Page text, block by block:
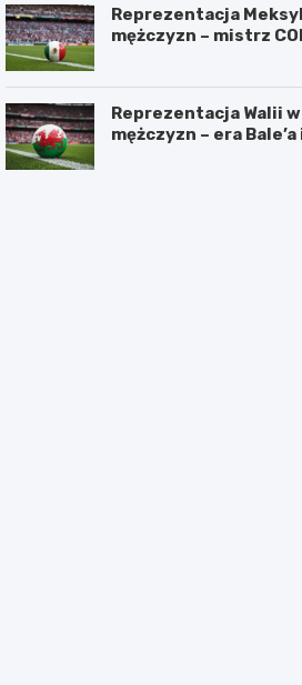
Reprezentacja
mężczyzn – mistrz
Reprezentacja Walii
mężczyzn – era